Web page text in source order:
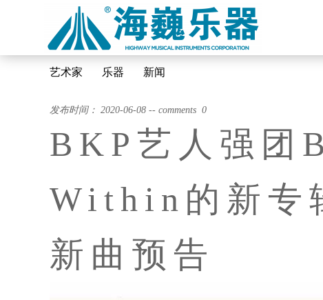
艺术家 乐器 新闻
发布时间： 2020-06-08 -- comments 0
BKP艺人强团
Within的新专
新曲预告